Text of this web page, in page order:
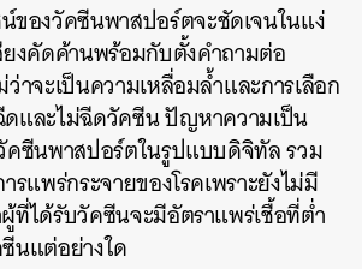
ของวัคซีนพาสปอร์ตจะชัดเจนในแง่
งคัดค้านพร้อมกับตั้งคำถามต่อ
าจะเป็นความเหลื่อมล้ำและการเลือก
และไม่ฉีดวัคซีน ปัญหาความเป็น
คซีนพาสปอร์ตในรูปแบบดิจิทัล รวม
รแพร่กระจายของโรคเพราะยังไม่มี
ที่ได้รับวัคซีนจะมีอัตราแพร่เชื้อที่ต่ำ
นแต่อย่างใด